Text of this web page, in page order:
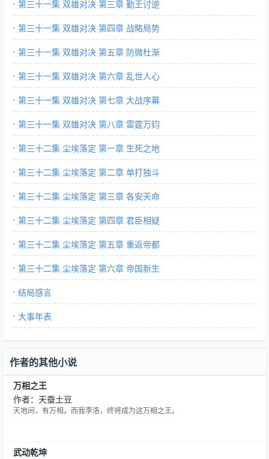
第三十一集 双雄对决 第三章 勤王讨逆
第三十一集 双雄对决 第四章 战略局势
第三十一集 双雄对决 第五章 防微杜渐
第三十一集 双雄对决 第六章 乱世人心
第三十一集 双雄对决 第七章 大战序幕
第三十一集 双雄对决 第八章 雷霆万钧
第三十二集 尘埃落定 第一章 生死之地
第三十二集 尘埃落定 第二章 单打独斗
第三十二集 尘埃落定 第三章 各安天命
第三十二集 尘埃落定 第四章 君臣相疑
第三十二集 尘埃落定 第五章 重返帝都
第三十二集 尘埃落定 第六章 帝国新生
结局感言
大事年表
作者的其他小说
万相之王
作者：天蚕土豆
天地间，有万相。而我李洛，终将成为这万相之王。
武动乾坤